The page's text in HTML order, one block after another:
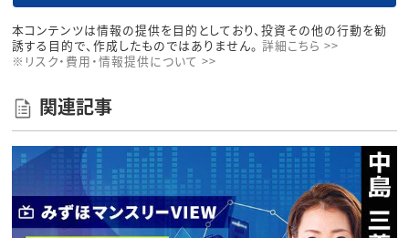
本コンテンツは情報の提供を目的としており、投資その他の行動を勧
誘する目的で、作成したものではありません。 詳細こちら >>
※リスク・費用・情報提供について >>
関連記事